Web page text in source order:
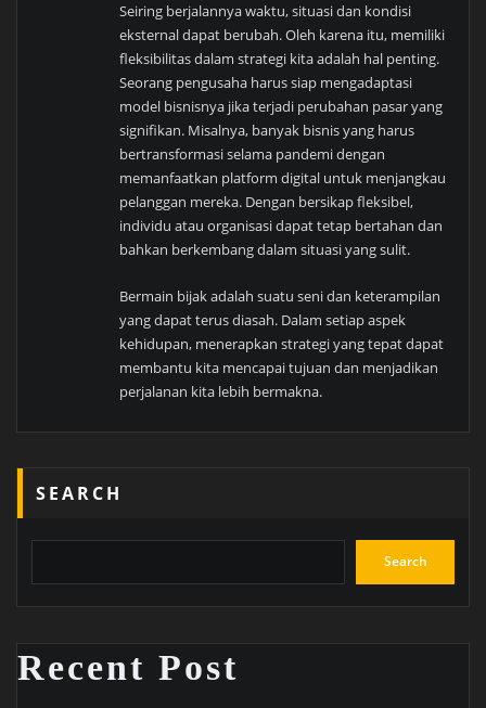
Seiring berjalannya waktu, situasi dan kondisi
eksternal dapat berubah. Oleh karena itu, memiliki
fleksibilitas dalam strategi kita adalah hal penting.
Seorang pengusaha harus siap mengadaptasi
model bisnisnya jika terjadi perubahan pasar yang
signifikan. Misalnya, banyak bisnis yang harus
bertransformasi selama pandemi dengan
memanfaatkan platform digital untuk menjangkau
pelanggan mereka. Dengan bersikap fleksibel,
individu atau organisasi dapat tetap bertahan dan
bahkan berkembang dalam situasi yang sulit.
Bermain bijak adalah suatu seni dan keterampilan
yang dapat terus diasah. Dalam setiap aspek
kehidupan, menerapkan strategi yang tepat dapat
membantu kita mencapai tujuan dan menjadikan
perjalanan kita lebih bermakna.
SEARCH
Search
Recent Post